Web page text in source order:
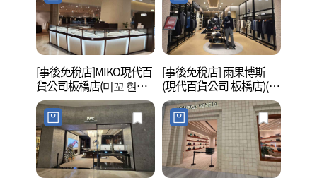
[事後免稅店]MIKO現代百
貨公司板橋店(미꼬 현대
백화점 판교점)
[事後免稅店] 雨果博斯
(現代百貨公司 板橋店)(휴
고보스 현대백화점 판교
점)